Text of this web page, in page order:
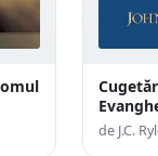
Marcu
de J.C.